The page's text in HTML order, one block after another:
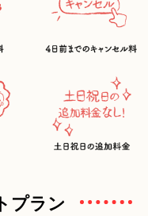
プラン